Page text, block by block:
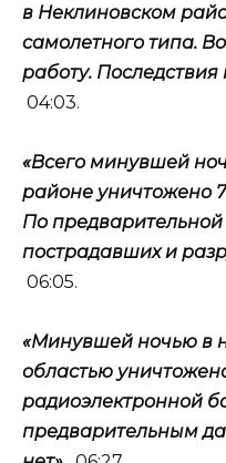
в Неклиновском
самолетного типа.
работу.
04:03.
«Всего минувшей
районе уничтожено
По
пострадавших и
06:05.
«Минувшей ночью в
областью
радиоэлектронной
предварительным